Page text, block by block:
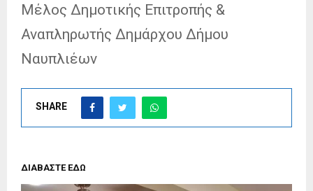
Μέλος Δημοτικής Επιτροπής &
Αναπληρωτής Δημάρχου Δήμου
Ναυπλιέων
SHARE
ΔΙΑΒΑΣΤΕ ΕΔΩ